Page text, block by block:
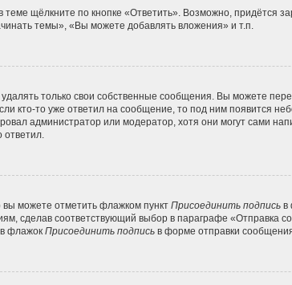
щёлкните по кнопке «Ответить». Возможно, придётся
темы», «Вы можете добавлять вложения» и т.п.
только свои собственные сообщения. Вы можете
кто-то уже ответил на сообщение, то под ним появится
администратор или модератор, хотя они могут сами
можете отметить флажком пункт Присоединить подписьв
сделав соответствующий выбор в параграфе «Отправка
флажок Присоединить подписьв форме отправки